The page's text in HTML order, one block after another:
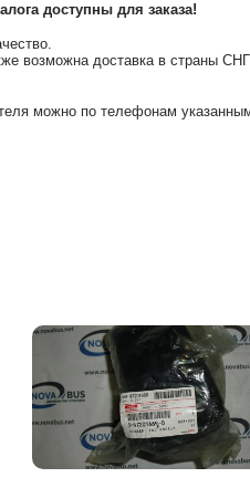
доступны для заказа!
возможна доставка в страны
можно по телефонам